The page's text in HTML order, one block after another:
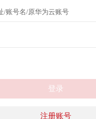
注册账号
登录